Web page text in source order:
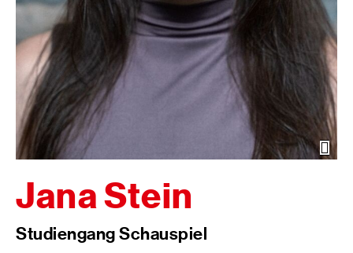
Jana Stein
Studiengang Schauspiel
der